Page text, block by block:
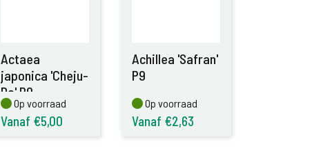
Actaea
japonica 'Cheju-
Do' P9
Op voorraad
Op voorraad
Vanaf €5,00
Achillea 'Safran'
P9
Op voorraad
Op voorraad
Vanaf €2,63